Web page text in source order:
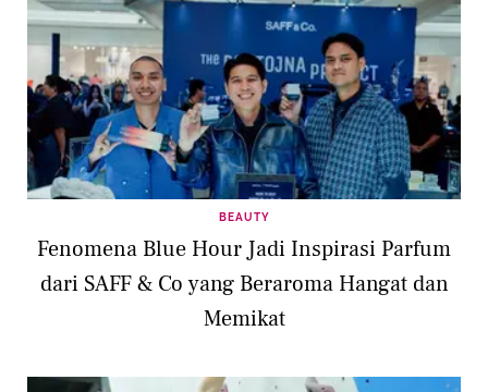
BEAUTY
Fenomena Blue Hour Jadi Inspirasi Parfum
dari SAFF & Co yang Beraroma Hangat dan
Memikat